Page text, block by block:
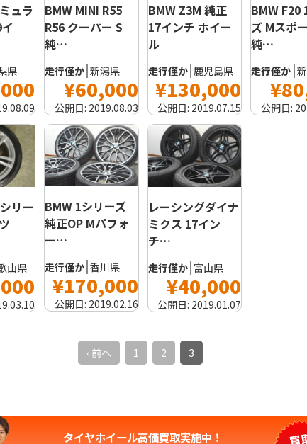
ュラ
県
BMW MINI R55
R56 クーパー S
純…
走行僅か 新潟県
¥60,000
公開日: 2019.08.03
BMW Z3M 純正
17インチ ホイー
ル
走行僅か 鹿児島県
¥130,000
公開日: 2019.07.15
BMW F20
ズ Mスポ
純…
走行僅か
公開日:
リー
山県
BMW 1シリーズ
純正OP Mパフォ
ー…
走行僅か 香川県
¥170,000
公開日: 2019.02.16
レーシングダイナ
ミクス 17イン
チ…
走行僅か 富山県
¥40,000
公開日: 2019.01.07
‹ 前へ 1 2 3
タイヤホイール高価買取実施中！